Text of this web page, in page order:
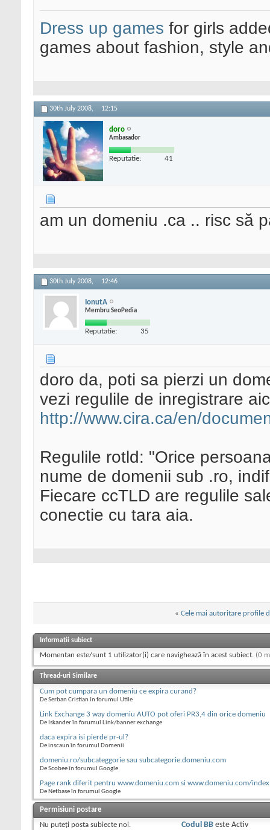
Dress up games for girls
games about fashion, style
30th July 2008, 12:15
doro
Ambasador
Reputatie: 41
am un domeniu .ca .. risc să
30th July 2008, 12:46
IonutA
Membru SeoPedia
Reputatie: 35
doro da, poti sa pierzi un
vezi regulile de inregistrare
http://www.cira.ca/en/
Regulile rotld: "Orice
nume de domenii sub .ro,
Fiecare ccTLD are regulile
conectie cu tara aia.
« Cele mai autoritare profile
Informații subiect
Momentan este/sunt 1 utilizator(i) care navighează în acest subiect. (0
Thread-uri Similare
Cum pot cumpara un domeniu ce expira curand?
De Serban Cristian în forumul Utile
Link Exchange 3 way domeniu AUTO pot oferi PR3,4 din orice domeniu
De Iskander în forumul Link/banner exchange
daca expira isi pierde pr-ul?
De inscaun în forumul Domenii
domeniu.ro/subcateggorie sau subcategorie.domeniu.com
De Scobee în forumul Google
Page rank diferit pentru www.domeniu.com si www.domeniu.com/
De Netbase în forumul Google
Permisiuni postare
Nu puteţi posta subiecte noi.
Codul BBeste Activ